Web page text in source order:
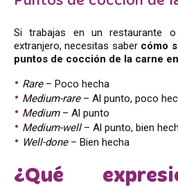
Si trabajas en un restaurante
extranjero, necesitas saber cómo
puntos de cocción de la carne
Rare – Poco hecha
Medium-rare – Al punto, poco
Medium – Al punto
Medium-well– Al punto, bien
Well-done – Bien hecha
¿Qué